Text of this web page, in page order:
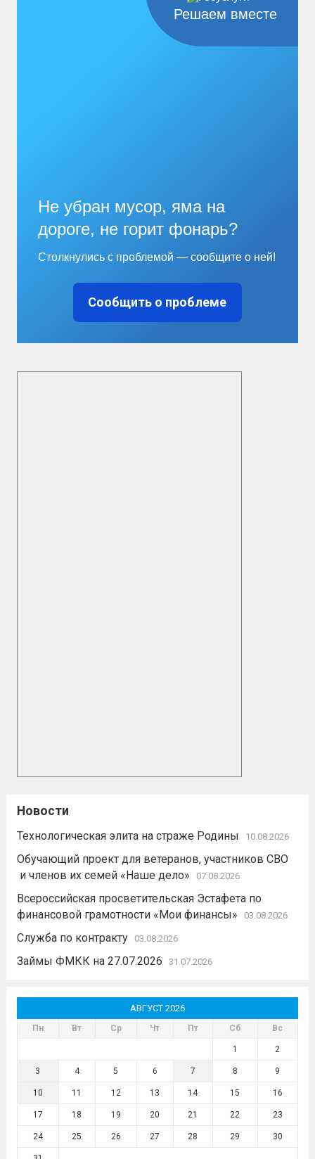
Решаем вместе
Не убран мусор, яма на
дороге, не горит фонарь?
Столкнулись с проблемой — сообщите о ней!
Сообщить о проблеме
Новости
Технологическая элита на страже Родины 10.08.2026
Обучающий проект для ветеранов, участников СВО
и членов их семей «Наше дело»
07.08.2026
Всероссийская просветительская Эстафета по
финансовой грамотности «Мои финансы»
03.08.2026
Служба по контракту 03.08.2026
Займы ФМКК на 27.07.2026 31.07.2026
АВГУСТ 2026
Пн Вт Ср Чт Пт Сб Вс
1 2
3 4 5 6 7 8 9
10 11 12 13 14 15 16
17 18 19 20 21 22 23
24 25 26 27 28 29 30